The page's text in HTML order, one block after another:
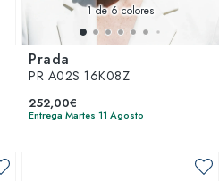
1de 6 colores
Prada
PR A02S 16K08Z
252,00€
Entrega Martes 11 Agosto